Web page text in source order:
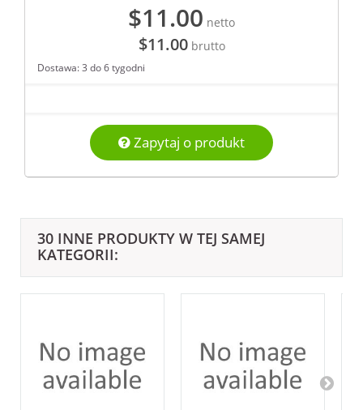
$11.00 netto
$11.00brutto
Dostawa: 3 do 6 tygodni
Zapytaj o produkt
30 INNE PRODUKTY W TEJ SAMEJ
KATEGORII: